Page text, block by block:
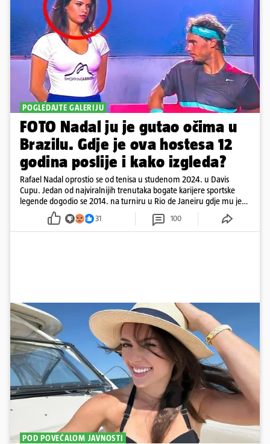
POGLEDAJTE GALERIJU
FOTO Nadal ju je gutao očima u
Brazilu. Gdje je ova hostesa 12
godina poslije i kako izgleda?
Rafael Nadal oprostio se od tenisa u studenom 2024. u Davis
Cupu. Jedan od najviralnijih trenutaka bogate karijere sportske
legende dogodio se 2014. na turniru u Rio de Janeiru gdje mu je
pažnju odvlačila ljepotica iza klupe
31 100
POD POVEĆALOM JAVNOSTI